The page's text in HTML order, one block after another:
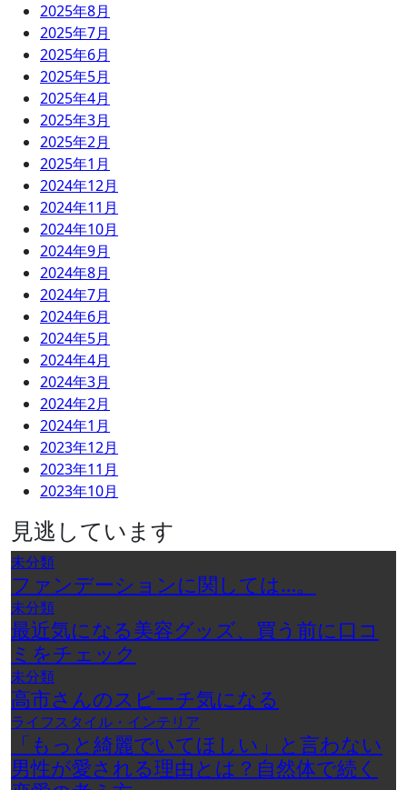
2025年8月
2025年7月
2025年6月
2025年5月
2025年4月
2025年3月
2025年2月
2025年1月
2024年12月
2024年11月
2024年10月
2024年9月
2024年8月
2024年7月
2024年6月
2024年5月
2024年4月
2024年3月
2024年2月
2024年1月
2023年12月
2023年11月
2023年10月
見逃しています
未分類
ファンデーションに関しては…。
未分類
最近気になる美容グッズ、買う前に口コ
ミをチェック
未分類
高市さんのスピーチ気になる
ライフスタイル・インテリア
「もっと綺麗でいてほしい」と言わない
男性が愛される理由とは？自然体で続く